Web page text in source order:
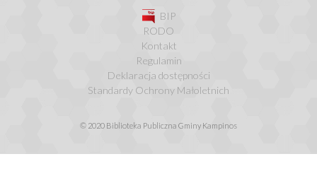
BIP
RODO
Kontakt
Regulamin
Deklaracja dostępności
Standardy Ochrony Małoletnich
© 2020 Biblioteka Publiczna Gminy Kampinos